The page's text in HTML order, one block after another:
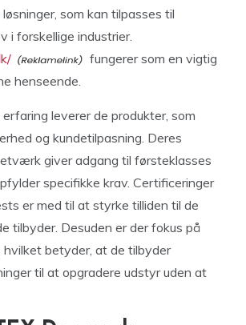
som kan tilpasses til
i forskellige industrier.
fungerer som en vigtig
henseende.
leverer de produkter, som
og kundetilpasning. Deres
giver adgang til førsteklasses
specifikke krav. Certificeringer
er med til at styrke tilliden til de
tilbyder. Desuden er der fokus på
betyder, at de tilbyder
til at opgradere udstyr uden at